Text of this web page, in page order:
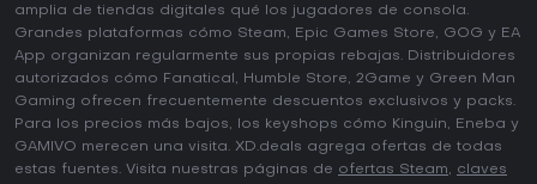
amplia de tiendas digitales qué los jugadores de consola.
Grandes plataformas cómo Steam, Epic Games Store, GOG y EA
App organizan regularmente sus propias rebajas. Distribuidores
autorizados cómo Fanatical, Humble Store, 2Game y Green Man
Gaming ofrecen frecuentemente descuentos exclusivos y packs.
Para los precios más bajos, los keyshops cómo Kinguin, Eneba y
GAMIVO merecen una visita. XD.deals agrega ofertas de todas
estas fuentes. Visita nuestras páginas de ofertas Steam, claves